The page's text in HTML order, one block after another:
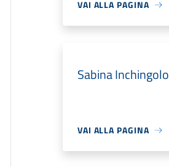
VAI ALLA PAGINA
Sabina Inchingolo
VAI ALLA PAGINA